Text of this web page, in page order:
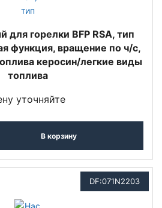
для горелки BFP RSA, тип
функция, вращение по ч/с,
керосин/легкие виды
топлива
уточняйте
В корзину
DF:071N2203